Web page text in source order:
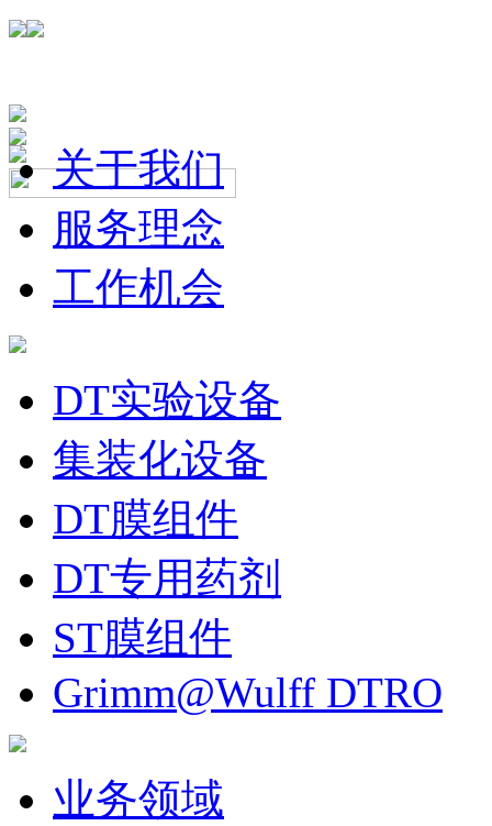
关于我们
服务理念
工作机会
DT实验设备
集装化设备
DT膜组件
DT专用药剂
ST膜组件
Grimm@Wulff DTRO
业务领域